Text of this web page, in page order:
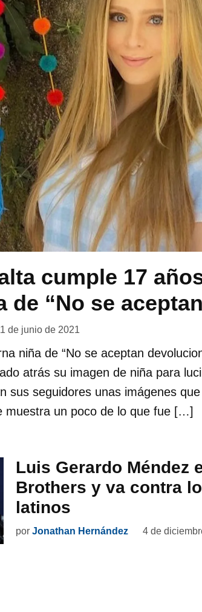
cumple 17
de “No se
de junio de 2021
niña de “No se aceptan
atrás su imagen de niña para
sus seguidores unas imágenes
muestra un poco de lo que fue […]
Luis Gerardo Méndez
Brothers y va contra
latinos
por Jonathan Hernández 4 de